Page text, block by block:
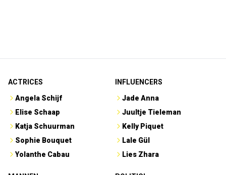
ACTRICES
Angela Schijf
Elise Schaap
Katja Schuurman
Sophie Bouquet
Yolanthe Cabau
INFLUENCERS
Jade Anna
Juultje Tieleman
Kelly Piquet
Lale Gül
Lies Zhara